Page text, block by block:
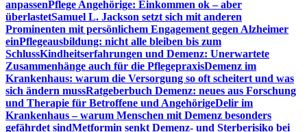
anpassenPflege Angehörige: Einkommen ok – aber
überlastetSamuel L. Jackson setzt sich mit anderen
Prominenten mit persönlichem Engagement gegen Alzheimer
einPflegeausbildung: nicht alle bleiben bis zum
SchlussKindheitserfahrungen und Demenz: Unerwartete
Zusammenhänge auch für die PflegepraxisDemenz im
Krankenhaus: warum die Versorgung so oft scheitert und was
sich ändern mussRatgeberbuch Demenz: neues aus Forschung
und Therapie für Betroffene und AngehörigeDelir im
Krankenhaus – warum Menschen mit Demenz besonders
gefährdet sindMetformin senkt Demenz- und Sterberisiko bei